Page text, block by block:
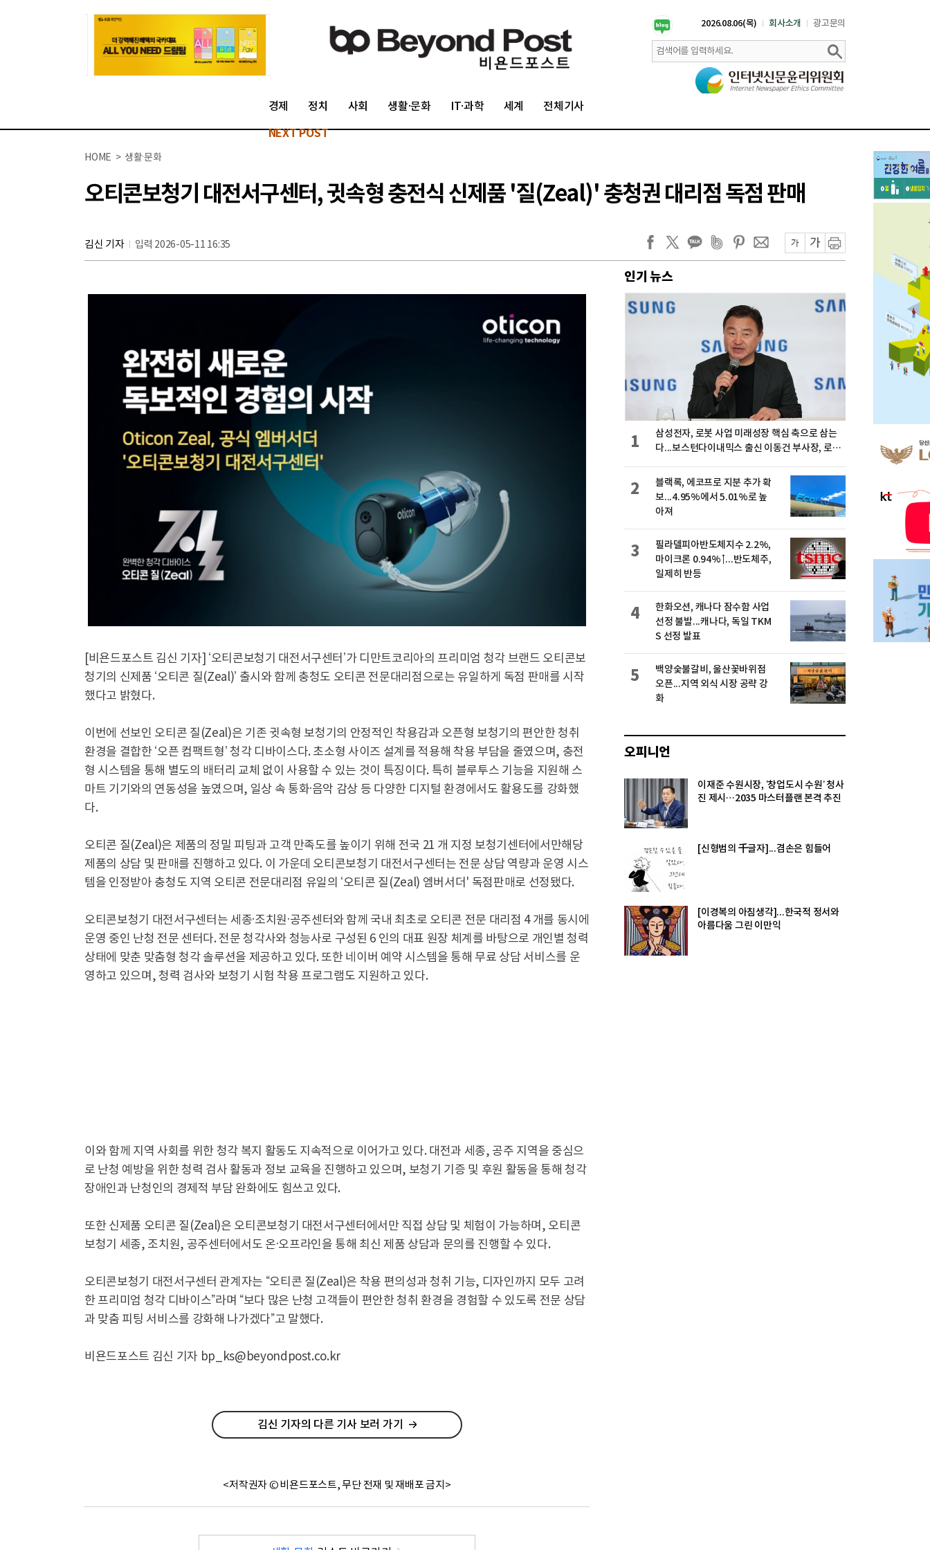
2026.08.06(목) 회사소개 광고문의
경제 정치 사회 생활·문화 IT·과학 세계 전체기사
NEXT POST
HOME > 생활·문화
오티콘보청기 대전서구센터, 귓속형 충전식 신제품 '질(Zeal)' 충청권 대리점 독점 판매
김신 기자 입력 2026-05-11 16:35
[비욘드포스트 김신 기자] ‘오티콘보청기 대전서구센터’가 디만트코리아의 프리미엄 청각 브랜드 오티콘보
청기의 신제품 ‘오티콘 질(Zeal)’ 출시와 함께 충청도 오티콘 전문대리점으로는 유일하게 독점 판매를 시작
했다고 밝혔다.
이번에 선보인 오티콘 질(Zeal)은 기존 귓속형 보청기의 안정적인 착용감과 오픈형 보청기의 편안한 청취
환경을 결합한 ‘오픈 컴팩트형’ 청각 디바이스다. 초소형 사이즈 설계를 적용해 착용 부담을 줄였으며, 충전
형 시스템을 통해 별도의 배터리 교체 없이 사용할 수 있는 것이 특징이다. 특히 블루투스 기능을 지원해 스
마트 기기와의 연동성을 높였으며, 일상 속 통화·음악 감상 등 다양한 디지털 환경에서도 활용도를 강화했
다.
오티콘 질(Zeal)은 제품의 정밀 피팅과 고객 만족도를 높이기 위해 전국 21 개 지정 보청기센터에서만해당
제품의 상담 및 판매를 진행하고 있다. 이 가운데 오티콘보청기 대전서구센터는 전문 상담 역량과 운영 시스
템을 인정받아 충청도 지역 오티콘 전문대리점 유일의 ‘오티콘 질(Zeal) 엠버서더' 독점판매로 선정됐다.
오티콘보청기 대전서구센터는 세종·조치원·공주센터와 함께 국내 최초로 오티콘 전문 대리점 4 개를 동시에
운영 중인 난청 전문 센터다. 전문 청각사와 청능사로 구성된 6 인의 대표 원장 체계를 바탕으로 개인별 청력
상태에 맞춘 맞춤형 청각 솔루션을 제공하고 있다. 또한 네이버 예약 시스템을 통해 무료 상담 서비스를 운
영하고 있으며, 청력 검사와 보청기 시험 착용 프로그램도 지원하고 있다.
이와 함께 지역 사회를 위한 청각 복지 활동도 지속적으로 이어가고 있다. 대전과 세종, 공주 지역을 중심으
로 난청 예방을 위한 청력 검사 활동과 정보 교육을 진행하고 있으며, 보청기 기증 및 후원 활동을 통해 청각
장애인과 난청인의 경제적 부담 완화에도 힘쓰고 있다.
또한 신제품 오티콘 질(Zeal)은 오티콘보청기 대전서구센터에서만 직접 상담 및 체험이 가능하며, 오티콘
보청기 세종, 조치원, 공주센터에서도 온·오프라인을 통해 최신 제품 상담과 문의를 진행할 수 있다.
오티콘보청기 대전서구센터 관계자는 “오티콘 질(Zeal)은 착용 편의성과 청취 기능, 디자인까지 모두 고려
한 프리미엄 청각 디바이스”라며 “보다 많은 난청 고객들이 편안한 청취 환경을 경험할 수 있도록 전문 상담
과 맞춤 피팅 서비스를 강화해 나가겠다”고 말했다.
비욘드포스트 김신 기자 bp_ks@beyondpost.co.kr
김신 기자의 다른 기사 보러 가기
<저작권자 © 비욘드포스트, 무단 전재 및 재배포 금지>
인기 뉴스
삼성전자, 로봇 사업 미래성장 핵심 축으로 삼는
다...보스턴다이내믹스 출신 이동건 부사장, 로보
1
블랙록, 에코프로 지분 추가 확
보...4.95%에서 5.01%로 높
아져
2
필라델피아반도체지수 2.2%,
마이크론 0.94%↑...반도체주,
일제히 반등
3
한화오션, 캐나다 잠수함 사업
선정 불발...캐나다, 독일 TKM
S 선정 발표
4
백양숯불갈비, 울산꽃바위점
오픈...지역 외식 시장 공략 강
화
5
오피니언
이재준 수원시장, ‘창업도시 수원’ 청사
진 제시…2035 마스터플랜 본격 추진
[신형범의 千글자]...겸손은 힘들어
[이경복의 아침생각]...한국적 정서와
아름다움 그린 이만익